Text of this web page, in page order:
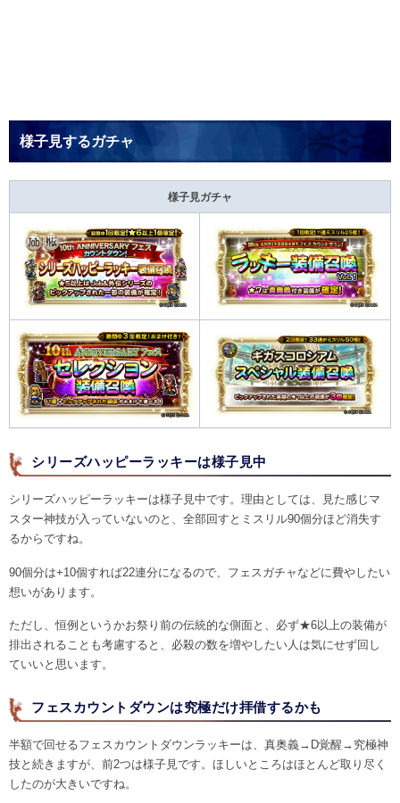
様子見するガチャ
様子見ガチャ
シリーズハッピーラッキーは様子見中
シリーズハッピーラッキーは様子見中です。理由としては、見た感じマ
スター神技が入っていないのと、全部回すとミスリル90個分ほど消失す
るからですね。
90個分は+10個すれば22連分になるので、フェスガチャなどに費やしたい
想いがあります。
ただし、恒例というかお祭り前の伝統的な側面と、必ず★6以上の装備が
排出されることも考慮すると、必殺の数を増やしたい人は気にせず回し
ていいと思います。
フェスカウントダウンは究極だけ拝借するかも
半額で回せるフェスカウントダウンラッキーは、真奥義→D覚醒→究極神
技と続きますが、前2つは様子見です。ほしいところはほとんど取り尽く
したのが大きいですね。